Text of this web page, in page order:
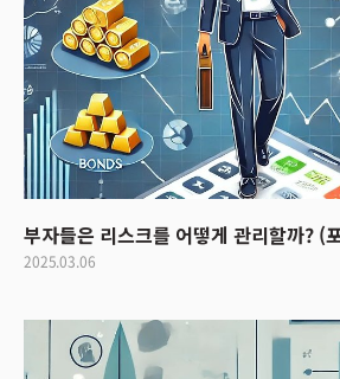
부자들은 리스크를 어떻게 관리할까? (
2025.03.06